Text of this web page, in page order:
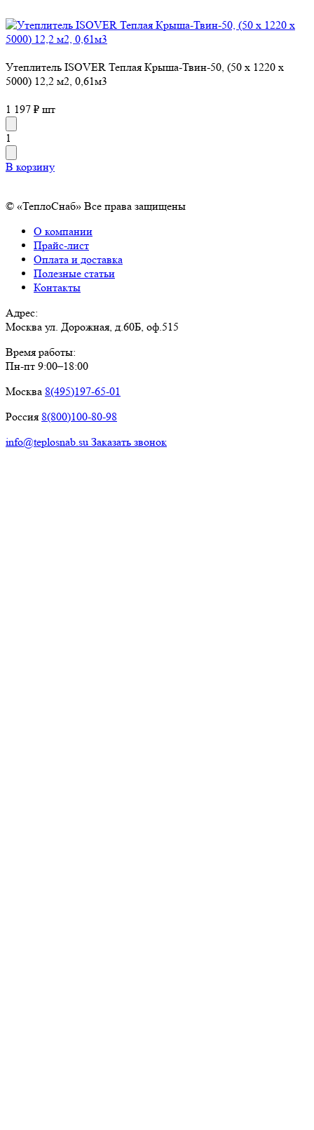
Утеплитель ISOVER Теплая Крыша-Твин-50, (50 х 1220 х
5000) 12,2 м2, 0,61м3
1 197 ₽ шт
1
В корзину
© «ТеплоСнаб» Все права защищены
О компании
Прайс-лист
Оплата и доставка
Полезные статьи
Контакты
Адрес:
Москва ул. Дорожная, д.60Б, оф.515
Время работы:
Пн-пт 9:00–18:00
Москва 8(495)197-65-01
Россия 8(800)100-80-98
info@teplosnab.su Заказать звонок